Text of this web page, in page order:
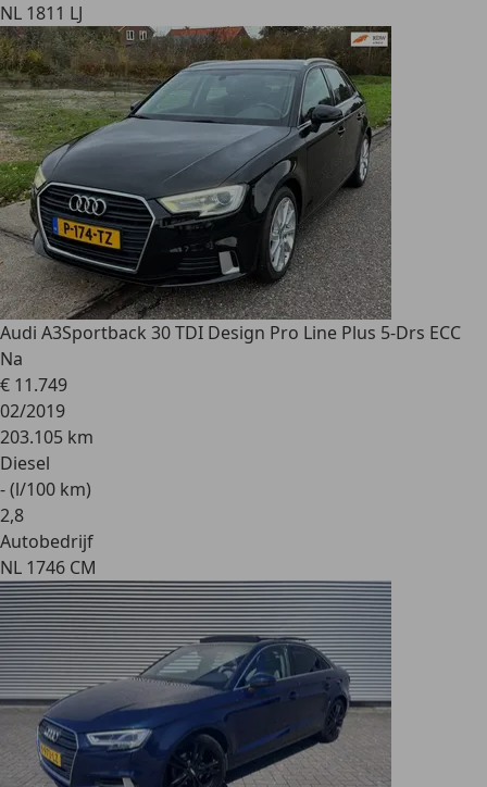
NL 1811 LJ
Audi A3Sportback 30 TDI Design Pro Line Plus 5-Drs ECC
Na
€ 11.749
02/2019
203.105 km
Diesel
- (l/100 km)
2,8
Autobedrijf
NL 1746 CM